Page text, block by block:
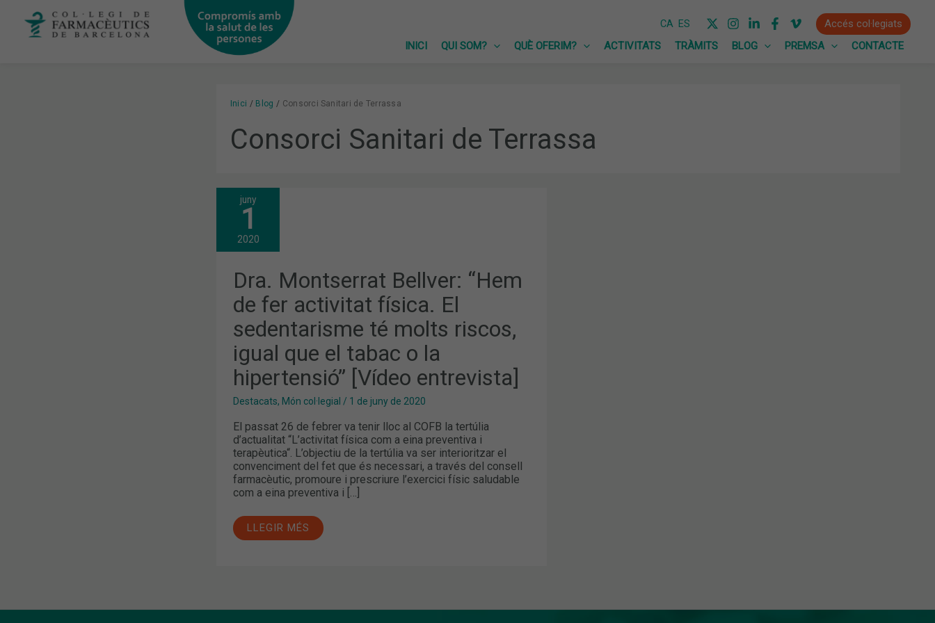
CA ES
Accés col·legiats
INICI
QUI SOM? QUÈ OFERIM? ACTIVITATS TRÀMITS BLOG PREMSA CONTACTE
Inici Blog Consorci Sanitari de Terrassa
Consorci Sanitari de Terrassa
juny
1
2020
Dra. Montserrat Bellver: “Hem
de fer activitat física. El
sedentarisme té molts riscos,
igual que el tabac o la
hipertensió” [Vídeo entrevista]
Destacats, Món col·legial / 1 de juny de 2020
El passat 26 de febrer va tenir lloc al COFB la tertúlia
d’actualitat “L’activitat física com a eina preventiva i
terapèutica“. L’objectiu de la tertúlia va ser interioritzar el
convenciment del fet que és necessari, a través del consell
farmacèutic, promoure i prescriure l’exercici físic saludable
com a eina preventiva i […]
DRA.
BELLVER:
“HEM
DE
ACTIVITAT
FÍSICA.
EL
SEDENTARISME
TÉ
MOLTS
RISCOS,
IGUAL
QUE
EL
TABAC
O
LA
HIPERTENSIÓ”
ENTREVISTA]
LLEGIR MÉS